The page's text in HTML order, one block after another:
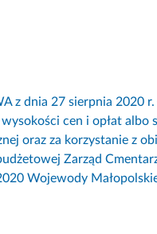
z dnia 27 sierpnia 2020
cen i opłat albo
oraz za korzystanie z
Zarząd
Wojewody